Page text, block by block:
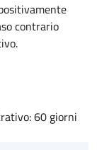
contrario
60 giorni